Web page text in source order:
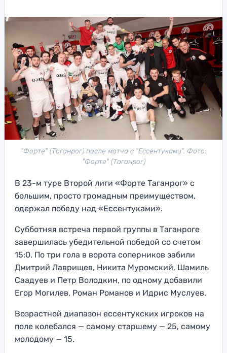
"Форте" (Таганрог) после матча с "Ессентуками". Фото:
"Форте" (Таганрог)
В 23-м туре Второй лиги «Форте Таганрог» с
большим, просто громадным преимуществом,
одержал победу над «Ессентуками».
Субботняя встреча первой группы в Таганроге
завершилась убедительной победой со счетом
15:0. По три гола в ворота соперников забили
Дмитрий Лаврищев, Никита Муромский, Шамиль
Саадуев и Петр Володкин, по одному добавили
Егор Могилев, Роман Романов и Идрис Муслуев.
Возрастной диапазон ессентукских игроков на
поле колебался — самому старшему — 25, самому
молодому — 15.